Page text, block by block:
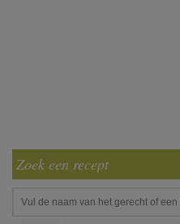
Zoek een recept